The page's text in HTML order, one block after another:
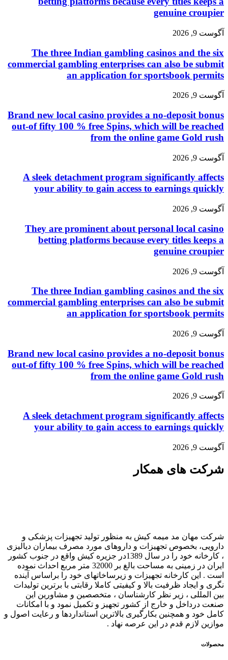
genuine croupier
آگوست 9, 2026
The three Indian gambling casinos and the six
commercial gambling enterprises can also be submit
an application for sportsbook permits
آگوست 9, 2026
Brand new local casino provides a no-deposit bonus
out-of fifty 100 % free Spins, which will be reached
from the online game Gold rush
آگوست 9, 2026
A sleek detachment program significantly affects
your ability to gain access to earnings quickly
آگوست 9, 2026
They are prominent about personal local casino
betting platforms because every titles keeps a
genuine croupier
آگوست 9, 2026
The three Indian gambling casinos and the six
commercial gambling enterprises can also be submit
an application for sportsbook permits
آگوست 9, 2026
Brand new local casino provides a no-deposit bonus
out-of fifty 100 % free Spins, which will be reached
from the online game Gold rush
آگوست 9, 2026
A sleek detachment program significantly affects
your ability to gain access to earnings quickly
آگوست 9, 2026
شرکت های همکار
شرکت مهان مد میمه کیش به منظور تولید تجهیزات پزشکی و
دارویی، بخصوص تجهیزات و داروهای مورد مصرف بیماران دیالیزی
، کارخانه خود را در سال 1389در جزیره کیش واقع در جنوب کشور
ایران در زمینی به مساحت بالغ بر 32000 متر مربع احداث نموده
است . این کارخانه تجهیزات و زیرساخاتهای خود را براساس آینده
نگری و ایجاد ظرفیت بالا و کیفیتی کاملا رقابتی با برترین تولیدات
بین المللی ، زیر نظر کارشناسان ، متخصصین و مشاورین این
صنعت درداخل و خارج از کشور تجهیز و تکمیل نمود و با امکانات
کامل خود و همچنین بکارگیری بالاترین استانداردها و رعایت اصول و
موازین لازم قدم در این عرصه نهاد .
محصولات